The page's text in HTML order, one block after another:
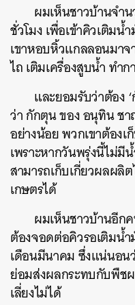
ผมเห็นชาวบ้านจำ
ชั่วโมง เพื่อเข้าคิวเติม
เขาหอบหิ้วแกลลอนมา
ไถ เติมเครื่องสูบน้ำ ทำก
และยอมรับว่าต้อง
ว่า กักตุน ของ อนุทิน ช
อย่างน้อย พวกเขาต้อง
เพราะหากวันพรุ่งนี้ไม่
สามารถเก็บเกี่ยวผลผลิ
เกษตรได้
ผมเห็นชาวบ้านอีก
ต้องจอดต่อคิวรอเติมน้
เดือนมีนาคม ซึ่งแน่นอ
ย่อมส่งผลกระทบกับพืช
เลี่ยงไม่ได้